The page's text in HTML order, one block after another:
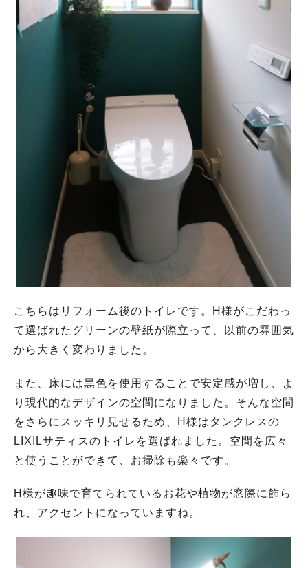
こちらはリフォーム後のトイレです。H様がこだわっ
て選ばれたグリーンの壁紙が際立って、以前の雰囲気
から大きく変わりました。
また、床には黒色を使用することで安定感が増し、よ
り現代的なデザインの空間になりました。そんな空間
をさらにスッキリ見せるため、H様はタンクレスの
LIXILサティスのトイレを選ばれました。空間を広々
と使うことができて、お掃除も楽々です。
H様が趣味で育てられているお花や植物が窓際に飾ら
れ、アクセントになっていますね。